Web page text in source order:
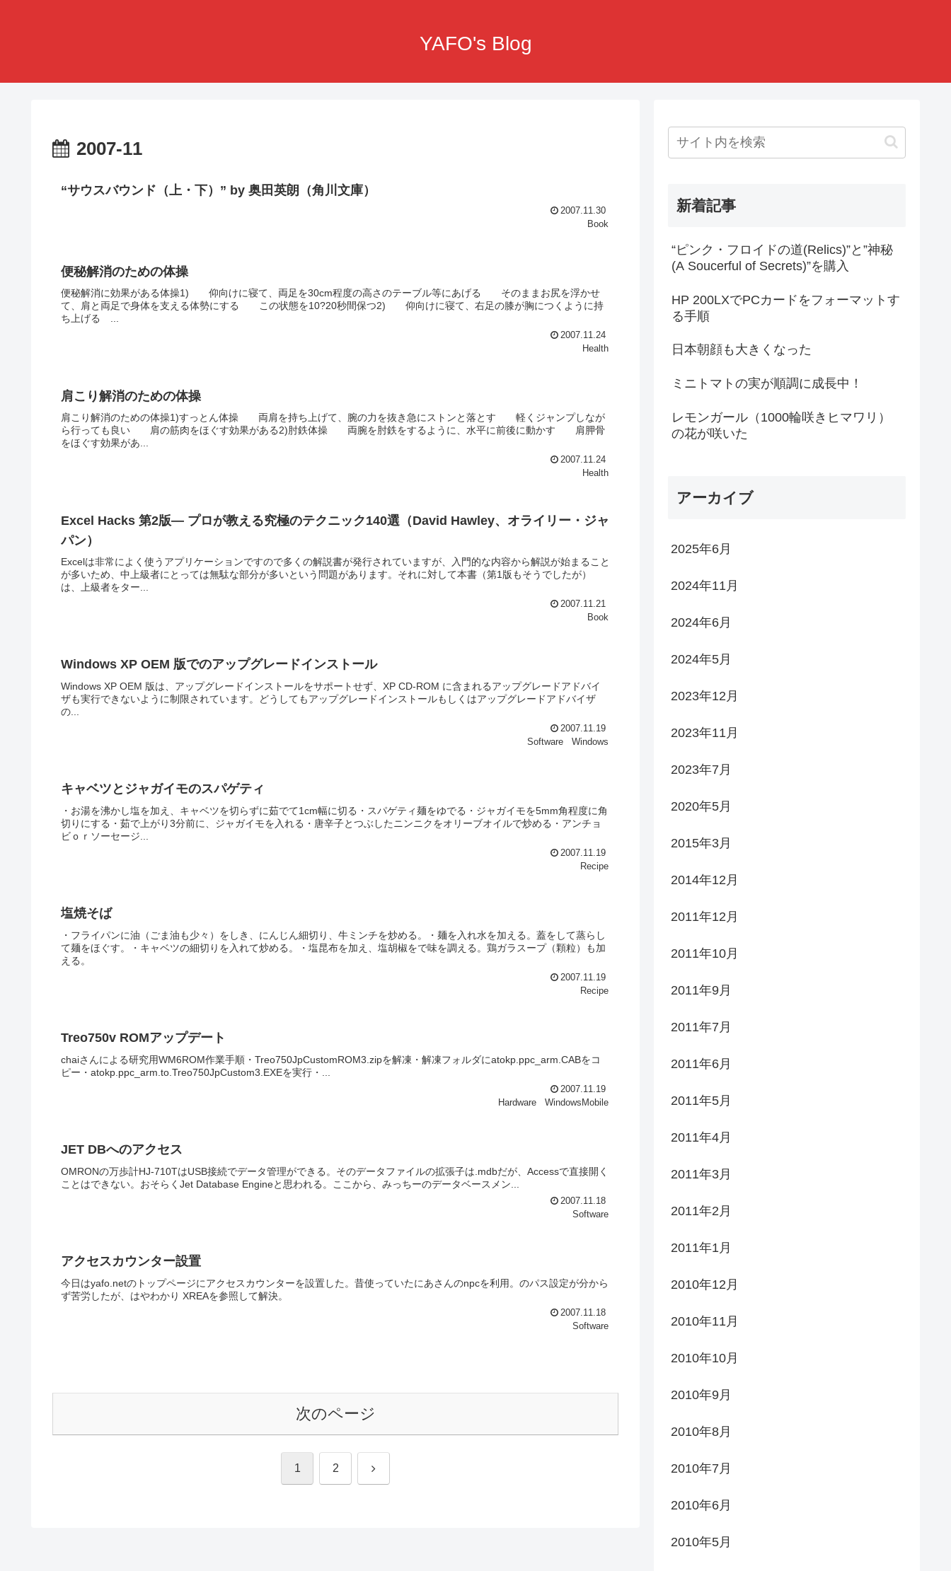
YAFO's Blog
2007-11
“サウスバウンド（上・下）” by 奥田英朗（角川文庫）
2007.11.30
Book
便秘解消のための体操
便秘解消に効果がある体操1) 仰向けに寝て、両足を30cm程度の高さのテーブル等にあげる そのままお尻を浮かせ
て、肩と両足で身体を支える体勢にする この状態を10?20秒間保つ2) 仰向けに寝て、右足の膝が胸につくように持
ち上げる ...
2007.11.24
Health
肩こり解消のための体操
肩こり解消のための体操1)すっとん体操 両肩を持ち上げて、腕の力を抜き急にストンと落とす 軽くジャンプしなが
ら行っても良い 肩の筋肉をほぐす効果がある2)肘鉄体操 両腕を肘鉄をするように、水平に前後に動かす 肩胛骨
をほぐす効果があ...
2007.11.24
Health
Excel Hacks 第2版― プロが教える究極のテクニック140選（David Hawley、オライリー・ジャ
パン）
Excelは非常によく使うアプリケーションですので多くの解説書が発行されていますが、入門的な内容から解説が始まること
が多いため、中上級者にとっては無駄な部分が多いという問題があります。それに対して本書（第1版もそうでしたが）
は、上級者をター...
2007.11.21
Book
Windows XP OEM 版でのアップグレードインストール
Windows XP OEM 版は、アップグレードインストールをサポートせず、XP CD-ROM に含まれるアップグレードアドバイ
ザも実行できないように制限されています。どうしてもアップグレードインストールもしくはアップグレードアドバイザ
の...
2007.11.19
Software
Windows
キャベツとジャガイモのスパゲティ
・お湯を沸かし塩を加え、キャベツを切らずに茹でて1cm幅に切る・スパゲティ麺をゆでる・ジャガイモを5mm角程度に角
切りにする・茹で上がり3分前に、ジャガイモを入れる・唐辛子とつぶしたニンニクをオリーブオイルで炒める・アンチョ
ビｏｒソーセージ...
2007.11.19
Recipe
塩焼そば
・フライパンに油（ごま油も少々）をしき、にんじん細切り、牛ミンチを炒める。・麺を入れ水を加える。蓋をして蒸らし
て麺をほぐす。・キャベツの細切りを入れて炒める。・塩昆布を加え、塩胡椒をで味を調える。鶏ガラスープ（顆粒）も加
える。
2007.11.19
Recipe
Treo750v ROMアップデート
chaiさんによる研究用WM6ROM作業手順・Treo750JpCustomROM3.zipを解凍・解凍フォルダにatokp.ppc_arm.CABをコ
ピー・atokp.ppc_arm.to.Treo750JpCustom3.EXEを実行・...
2007.11.19
Hardware
WindowsMobile
JET DBへのアクセス
OMRONの万歩計HJ-710TはUSB接続でデータ管理ができる。そのデータファイルの拡張子は.mdbだが、Accessで直接開く
ことはできない。おそらくJet Database Engineと思われる。ここから、みっちーのデータベースメン...
2007.11.18
Software
アクセスカウンター設置
今日はyafo.netのトップページにアクセスカウンターを設置した。昔使っていたにあさんのnpcを利用。のパス設定が分から
ず苦労したが、はやわかり XREAを参照して解決。
2007.11.18
Software
次のページ
1 2 次
新着記事
“ピンク・フロイドの道(Relics)”と”神秘
(A Soucerful of Secrets)”を購入
HP 200LXでPCカードをフォーマットす
る手順
日本朝顔も大きくなった
ミニトマトの実が順調に成長中！
レモンガール（1000輪咲きヒマワリ）
の花が咲いた
アーカイブ
2025年6月
2024年11月
2024年6月
2024年5月
2023年12月
2023年11月
2023年7月
2020年5月
2015年3月
2014年12月
2011年12月
2011年10月
2011年9月
2011年7月
2011年6月
2011年5月
2011年4月
2011年3月
2011年2月
2011年1月
2010年12月
2010年11月
2010年10月
2010年9月
2010年8月
2010年7月
2010年6月
2010年5月